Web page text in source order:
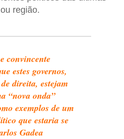
região.
convincente
estes governos,
direita, estejam
“nova onda”
exemplos de um
que estaria se
Gadea